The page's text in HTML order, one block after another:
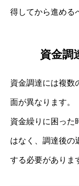
得してから進める
資金調
資金調達には複数
面が異なります。
資金繰りに困った
はなく、調達後の
する必要がありま